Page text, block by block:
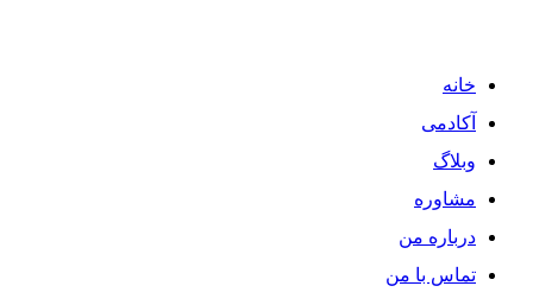
خانه
آکادمی
وبلاگ
مشاوره
درباره من
تماس با من